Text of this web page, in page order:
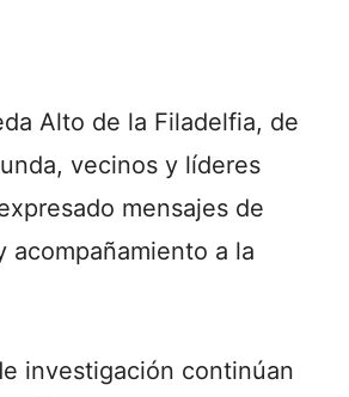
Alto de la Filadelfia, de
vecinos y líderes
mensajes de
acompañamiento a la
investigación continúan